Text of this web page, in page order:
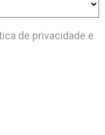
de privacidade e